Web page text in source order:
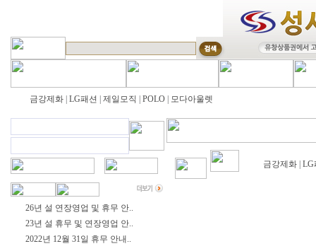
금강제화 LG패션 제일모직 POLO 모다아울렛
26년 설 연장영업 및 휴무 안..
23년 설 휴무 및 연장영업 안..
2022년 12월 31일 휴무 안내..
금강제화| LG